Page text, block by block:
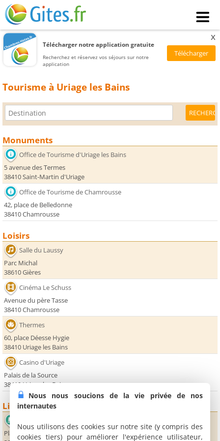
Télécharger notre application gratuite
Recherchez et réservez vos séjours sur notre
application
x
Tourisme à Uriage les Bains
Monuments
Office de Tourisme d'Uriage les Bains
5 avenue des Termes
38410 Saint-Martin d'Uriage
Office de Tourisme de Chamrousse
42, place de Belledonne
38410 Chamrousse
Loisirs
Salle du Laussy
Parc Michal
38610 Gières
Cinéma Le Schuss
Avenue du père Tasse
38410 Chamrousse
Thermes
60, place Déesse Hygie
38410 Uriage les Bains
Casino d'Uriage
Palais de la Source
38410 Uriage les Bains
Lieux sportifs
Place des Trolles
Nous nous soucions de la vie privée de nos
internautes
Nous utilisons des cookies sur notre site (y compris des
cookies tiers) pour améliorer l'expérience utilisateur,